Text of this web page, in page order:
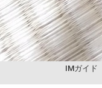
IMガイド